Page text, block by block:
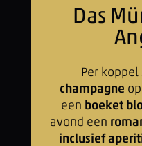
Das
Per
champagne
een boeket
avond een
inclusief